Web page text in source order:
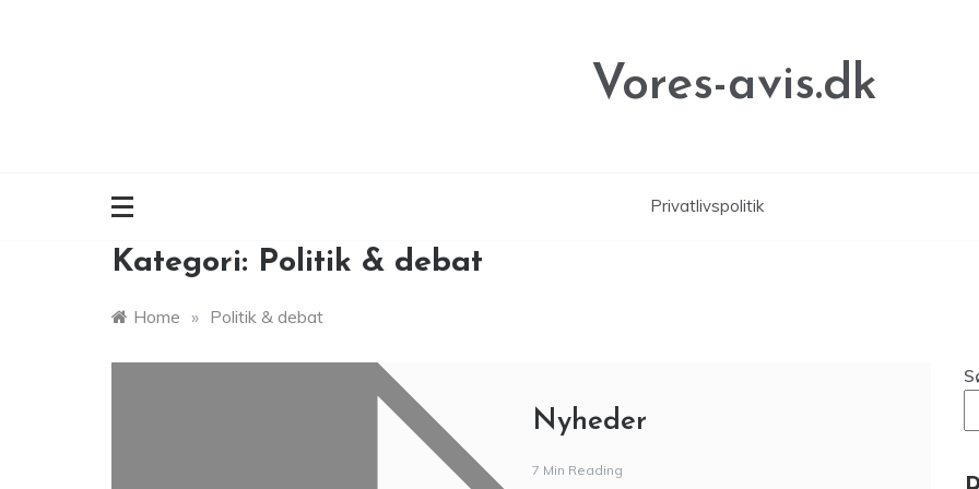
Vores-avis.dk
Privatlivspolitik
Kategori: Politik & debat
Home » Politik & debat
Nyheder
7 Min Reading